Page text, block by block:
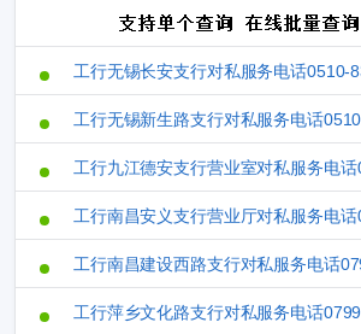
工行无锡长安支行对私服务电话0510-
工行无锡新生路支行对私服务电话
工行九江德安支行营业室对私服务电
工行南昌安义支行营业厅对私服务电
工行南昌建设西路支行对私服务电话
工行萍乡文化路支行对私服务电话